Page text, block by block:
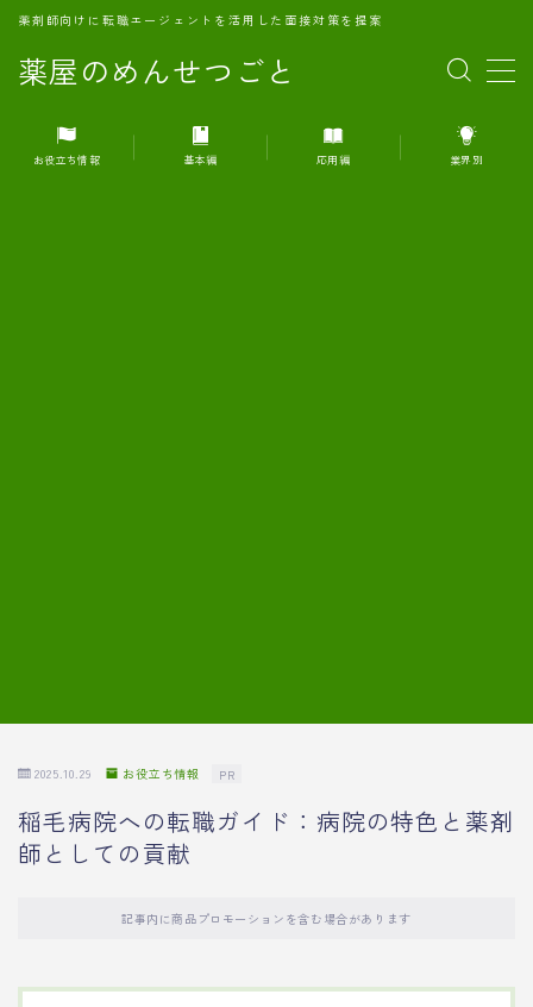
薬屋のめんせつごと
薬剤師向けに転職エージェントを活用した面接対策を提案
MENU
1.転職エージェントとは何か？
お役立ち情報 基本編 応用編 業界別
2025.10.29 お役立ち情報 PR
稲毛病院への転職ガイド：病院の特色と薬剤
師としての貢献
記事内に商品プロモーションを含む場合があります